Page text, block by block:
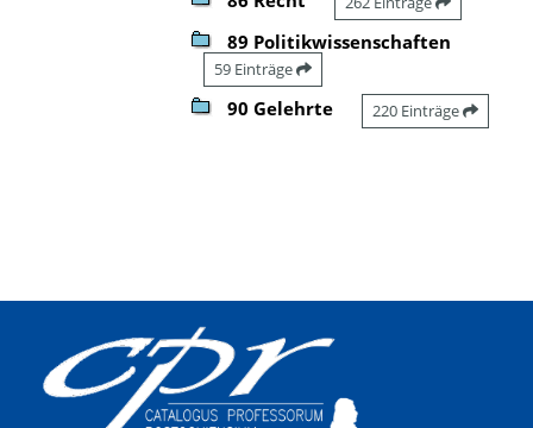
89 Politikwissenschaften
59 Einträge
90 Gelehrte 220 Einträge